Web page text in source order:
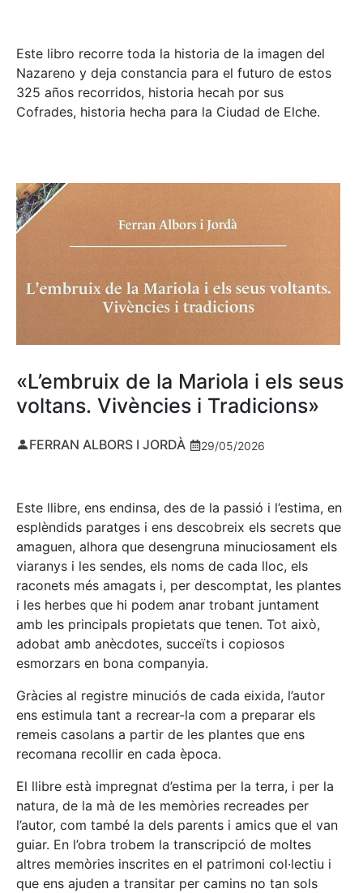
Este libro recorre toda la historia de la imagen del
Nazareno y deja constancia para el futuro de estos
325 años recorridos, historia hecah por sus
Cofrades, historia hecha para la Ciudad de Elche.
«L’embruix de la Mariola i els seus
voltans. Vivències i Tradicions»
FERRAN ALBORS I JORDÀ 29/05/2026
Este llibre, ens endinsa, des de la passió i l’estima, en
esplèndids paratges i ens descobreix els secrets que
amaguen, alhora que desengruna minuciosament els
viaranys i les sendes, els noms de cada lloc, els
raconets més amagats i, per descomptat, les plantes
i les herbes que hi podem anar trobant juntament
amb les principals propietats que tenen. Tot això,
adobat amb anècdotes, succeïts i copiosos
esmorzars en bona companyia.
Gràcies al registre minuciós de cada eixida, l’autor
ens estimula tant a recrear-la com a preparar els
remeis casolans a partir de les plantes que ens
recomana recollir en cada època.
El llibre està impregnat d’estima per la terra, i per la
natura, de la mà de les memòries recreades per
l’autor, com també la dels parents i amics que el van
guiar. En l’obra trobem la transcripció de moltes
altres memòries inscrites en el patrimoni col·lectiu i
que ens ajuden a transitar per camins no tan sols